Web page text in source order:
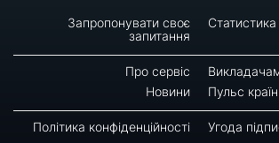
Запропонувати своє
запитання
Статистика
Про сервіс
Новини
Пульс
Політика конфіденційності Угода